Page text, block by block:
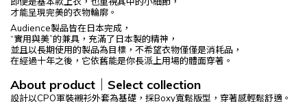
才能呈現完美的衣物輪廓。
Audience製品皆在日本完成，
“實用與美”的兼具，充滿了日本製的精神，
並且以長期使用的製品為目標，不希望衣物僅僅是消耗品，
在經過十年之後，它依舊能是你長派上用場的體面穿著。
About product Select collection
設計以CPO軍裝襯衫外套為基礎，採Boxy寬鬆版型，穿著感輕鬆舒適。